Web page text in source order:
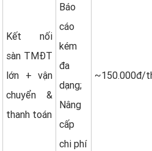
Kết nối
sàn TMĐT
lớn + vận
chuyển &
thanh toán
Báo
cáo
kém
đa
dạng;
Nâng
cấp
chi phí
~150.000đ/